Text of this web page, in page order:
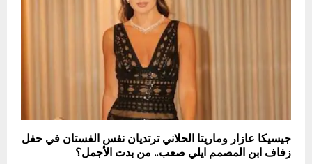
جيسيكا عازار وماريتا الحلاني ترتديان نفس الفستان في حفل
زفاف ابن المصمم ايلي صعب.. من بدت الأجمل؟